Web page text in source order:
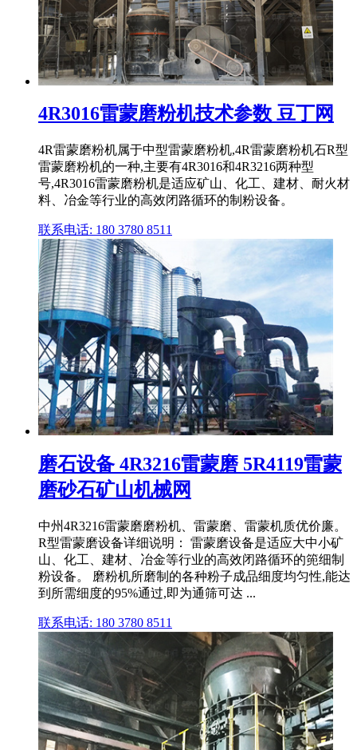
4R3016雷蒙磨粉机技术参数 豆丁网
4R雷蒙磨粉机属于中型雷蒙磨粉机,4R雷蒙磨粉机石R型
雷蒙磨粉机的一种,主要有4R3016和4R3216两种型
号,4R3016雷蒙磨粉机是适应矿山、化工、建材、耐火材
料、冶金等行业的高效闭路循环的制粉设备。
联系电话: 180 3780 8511
磨石设备 4R3216雷蒙磨 5R4119雷蒙
磨砂石矿山机械网
中州4R3216雷蒙磨磨粉机、雷蒙磨、雷蒙机质优价廉。
R型雷蒙磨设备详细说明： 雷蒙磨设备是适应大中小矿
山、化工、建材、冶金等行业的高效闭路循环的篼细制
粉设备。 磨粉机所磨制的各种粉子成品细度均匀性,能达
到所需细度的95%通过,即为通筛可达 ...
联系电话: 180 3780 8511